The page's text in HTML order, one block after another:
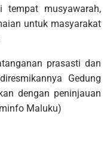
tempat musyawarah,
untuk masyarakat
prasasti dan
Gedung
dengan peninjauan
Maluku)